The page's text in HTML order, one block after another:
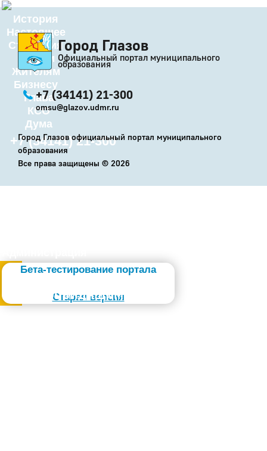
История
Настоящее
Стратегия
Гостям
Жителям
Бизнесу
Глава
КСО
Дума
+7 (34141) 21-300
Бета-тестирование портала
Старая версия
Слабовидящим
Город Глазов
Официальный портал муниципального
образования
+7 (34141) 21-300
omsu@glazov.udmr.ru
Город Глазов официальный портал муниципального
образования
Все права защищены © 2026